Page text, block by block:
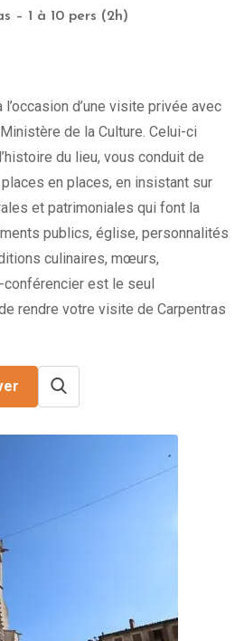
– 1 à 10 pers (2h)
d’une visite privée avec
de la Culture. Celui-ci
du lieu, vous conduit de
en places, en insistant sur
et patrimoniales qui font la
publics, église, personnalités
culinaires, mœurs,
est le seul
rendre votre visite de Carpentras